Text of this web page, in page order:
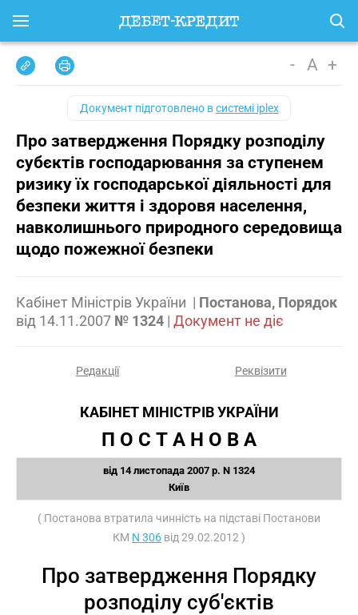
- A +
Документ підготовлено всистемі iplex
Про затвердження Порядку розподілу
субєктів господарювання за ступенем
ризику їх господарської діяльності для
безпеки життя і здоровя населення,
навколишнього природного середовища
щодо пожежної безпеки
Кабінет Міністрів України | Постанова, Порядок
від 14.11.2007 № 1324 | Документ не діє
Редакції Реквізити
КАБІНЕТ МІНІСТРІВ УКРАЇНИ
П О С Т А Н О В А
від 14 листопада 2007 р. N 1324
Київ
( Постанова втратила чинність на підставі Постанови
КМ N 306 від 29.02.2012 )
Про затвердження Порядку
розподілу суб'єктів